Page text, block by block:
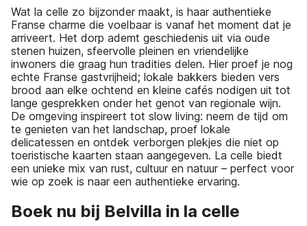
Wat la celle zo bijzonder maakt, is haar authentieke
Franse charme die voelbaar is vanaf het moment dat je
arriveert. Het dorp ademt geschiedenis uit via oude
stenen huizen, sfeervolle pleinen en vriendelijke
inwoners die graag hun tradities delen. Hier proef je nog
echte Franse gastvrijheid; lokale bakkers bieden vers
brood aan elke ochtend en kleine cafés nodigen uit tot
lange gesprekken onder het genot van regionale wijn.
De omgeving inspireert tot slow living: neem de tijd om
te genieten van het landschap, proef lokale
delicatessen en ontdek verborgen plekjes die niet op
toeristische kaarten staan aangegeven. La celle biedt
een unieke mix van rust, cultuur en natuur – perfect voor
wie op zoek is naar een authentieke ervaring.
Boek nu bij Belvilla in la celle